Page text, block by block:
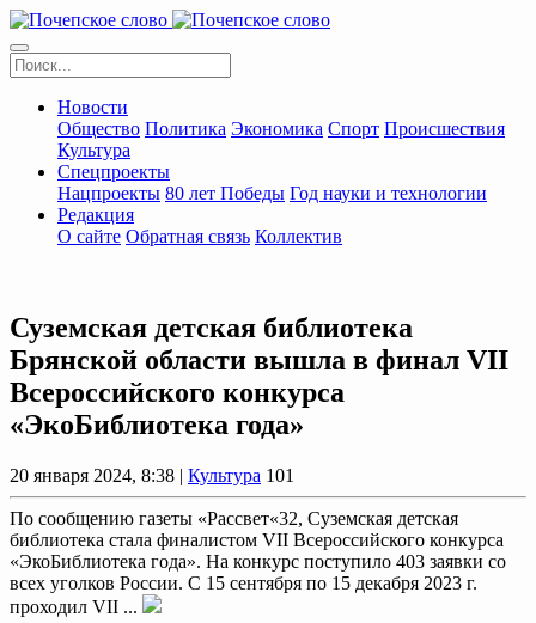
Новости
Общество Политика Экономика Спорт Происшествия
Культура
Спецпроекты
Нацпроекты 80 лет Победы Год науки и технологии
Редакция
О сайте Обратная связь Коллектив
Суземская детская библиотека
Брянской области вышла в финал VII
Всероссийского конкурса
«ЭкоБиблиотека года»
20 января 2024, 8:38 | Культура 101
По сообщению газеты «Рассвет«32, Суземская детская
библиотека стала финалистом VII Всероссийского конкурса
«ЭкоБиблиотека года». На конкурс поступило 403 заявки со
всех уголков России. С 15 сентября по 15 декабря 2023 г.
проходил VII ...